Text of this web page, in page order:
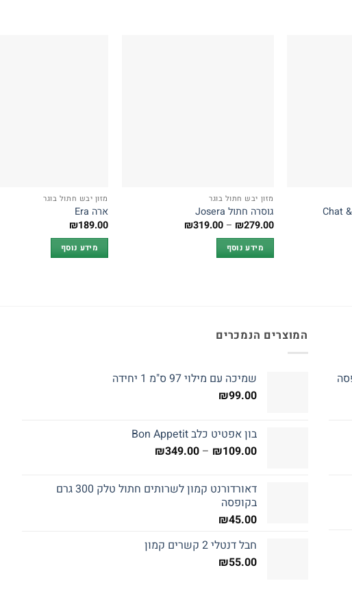
מזון יבש חתול בוגר
גוסרה חתול Josera
₪279.00
–
₪319.00
מידע נוסף
מזון יבש חתול בוגר
ארה Era
₪189.00
מידע נוסף
המוצרים הנמכרים
שמיכה עם מילוי 97 ס"מ 1 יחידה
₪99.00
בון אפטיט כלב Bon Appetit
₪109.00
–
₪349.00
עד
דאורדורנט קמון לשרותים חתול טלק 300 גרם
בקופסה
₪45.00
חבל דנטלי 2 קשרים קמון
₪55.00